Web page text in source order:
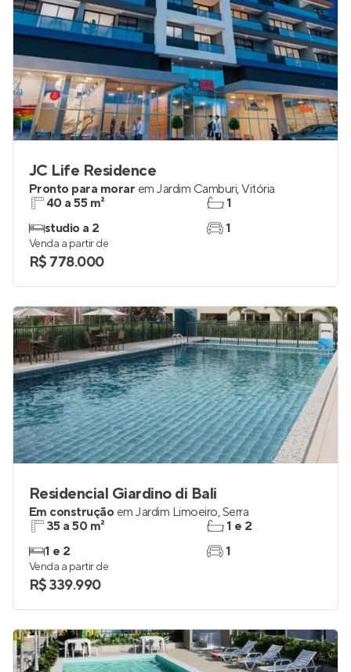
JC Life Residence
Pronto para morar em Jardim Camburi,Vitória
40 a 55 m²
studio a 2
1
1
Venda a partir de
R$ 778.000
Residencial Giardino di Bali
Em construção em Jardim Limoeiro,Serra
35 a 50 m²
1 e 2
1 e 2
1
Venda a partir de
R$ 339.990